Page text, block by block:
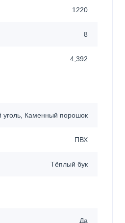
1220
8
4,392
уголь, Каменный порошок
ПВХ
Тёплый бук
Да